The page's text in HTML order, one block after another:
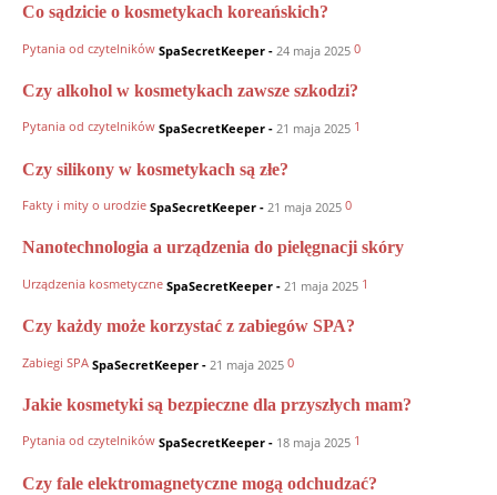
Co sądzicie o kosmetykach koreańskich?
Pytania od czytelników SpaSecretKeeper - 24 maja 2025 0
Czy alkohol w kosmetykach zawsze szkodzi?
Pytania od czytelników SpaSecretKeeper - 21 maja 2025 1
Czy silikony w kosmetykach są złe?
Fakty i mity o urodzie SpaSecretKeeper - 21 maja 2025 0
Nanotechnologia a urządzenia do pielęgnacji skóry
Urządzenia kosmetyczne SpaSecretKeeper - 21 maja 2025 1
Czy każdy może korzystać z zabiegów SPA?
Zabiegi SPA SpaSecretKeeper - 21 maja 2025 0
Jakie kosmetyki są bezpieczne dla przyszłych mam?
Pytania od czytelników SpaSecretKeeper - 18 maja 2025 1
Czy fale elektromagnetyczne mogą odchudzać?